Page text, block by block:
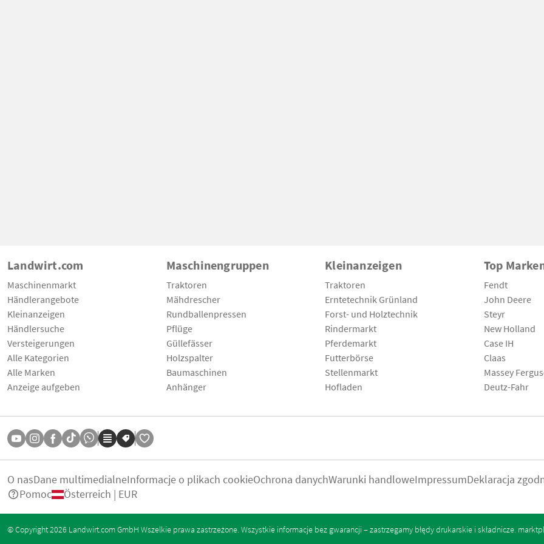
Landwirt.com
Maschinenmarkt
Händlerangebote
Kleinanzeigen
Händlersuche
Versteigerungen
Alle Kategorien
Alle Marken
Anzeige aufgeben
Maschinengruppen
Traktoren
Mähdrescher
Rundballenpressen
Pflüge
Güllefässer
Holzspalter
Baumaschinen
Anhänger
Kleinanzeigen
Traktoren
Erntetechnik Grünland
Forst- und Holztechnik
Rindermarkt
Pferdemarkt
Futterbörse
Stellenmarkt
Hofladen
Top
Fendt
John Deere
Steyr
New Holland
Case IH
Claas
Massey
Deutz-Fahr
O nasDane multimedialneInformacje o plikach cookieOchrona danychWarunki handloweImpressumDeklaracja
Pomoc
Österreich | EUR
© Copyright 2026 Landwirt.com GmbH Wszelkie prawa zastrzeżone. Wszystkie informacje bez gwarancji – zastrzegamy błędy drukarskie i składnicze.